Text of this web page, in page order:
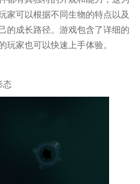
家可以根据不同生物的特点以及
的成长路径。游戏包含了详细的
玩家也可以快速上手体验。
态